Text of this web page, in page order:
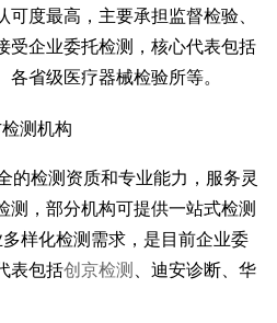
度最高，主要承担监督检验、
受企业委托检测，核心代表包括
省级医疗器械检验所等。
测机构
的检测资质和专业能力，服务灵
测，部分机构可提供一站式检测
样化检测需求，是目前企业委
表包括创京检测 、迪安诊断、华